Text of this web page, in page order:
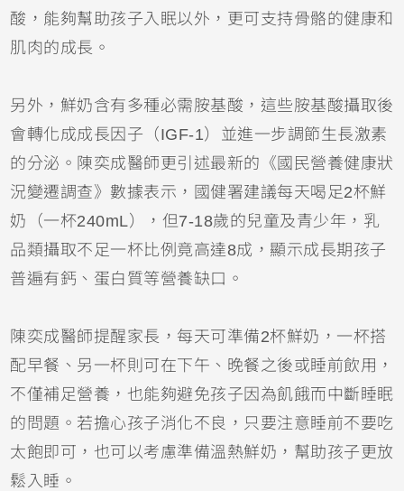
酸，能夠幫助孩子入眠以外，更可支持骨骼的健康和
肌肉的成長。
另外，鮮奶含有多種必需胺基酸，這些胺基酸攝取後
會轉化成成長因子（IGF-1）並進一步調節生長激素
的分泌。陳奕成醫師更引述最新的《國民營養健康狀
況變遷調查》數據表示，國健署建議每天喝足2杯鮮
奶（一杯240mL），但7-18歲的兒童及青少年，乳
品類攝取不足一杯比例竟高達8成，顯示成長期孩子
普遍有鈣、蛋白質等營養缺口。
陳奕成醫師提醒家長，每天可準備2杯鮮奶，一杯搭
配早餐、另一杯則可在下午、晚餐之後或睡前飲用，
不僅補足營養，也能夠避免孩子因為飢餓而中斷睡眠
的問題。若擔心孩子消化不良，只要注意睡前不要吃
太飽即可，也可以考慮準備溫熱鮮奶，幫助孩子更放
鬆入睡。